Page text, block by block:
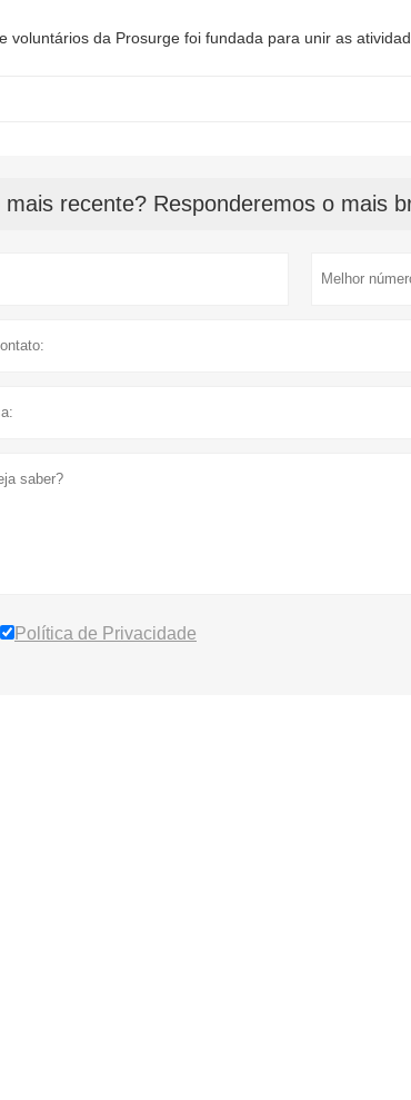
voluntários da Prosurge foi fundada para unir as
recente? Responderemos o mais
Política de Privacidade